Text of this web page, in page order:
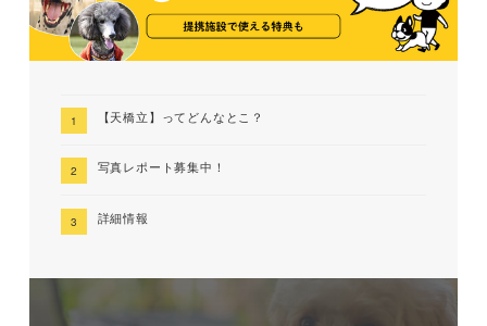
【天橋立】ってどんなとこ？
写真レポート募集中！
詳細情報